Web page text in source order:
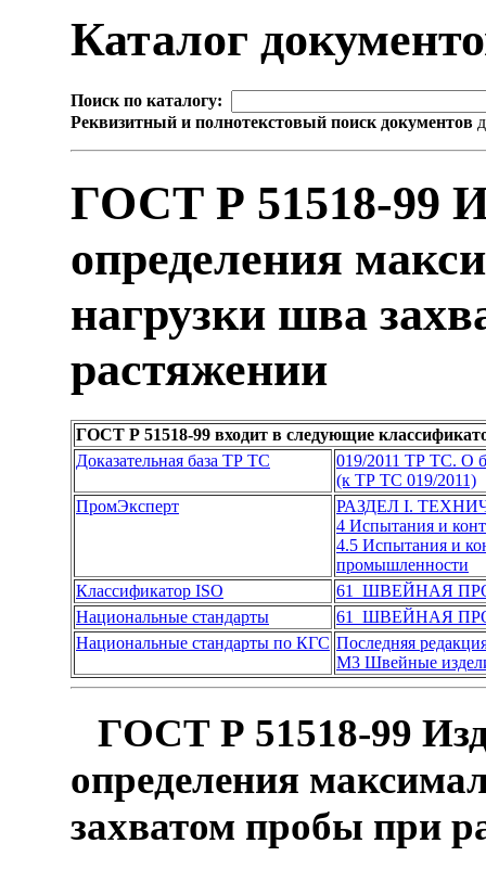
Каталог
Поиск по каталогу:
Реквизитный и полнотекстовый поиск документов
ГОСТ Р 51518-99
определения
нагрузки шва
растяжении
ГОСТ Р 51518-99 входит в следующие
Доказательная база ТР ТС
019/2011 ТР ТС. О
(к ТР ТС 019/2011)
ПромЭксперт
РАЗДЕЛ I.
4 Испытания и
4.5 Испытания и
промышленности
Классификатор ISO
61 ШВЕЙНАЯ
Национальные стандарты
61 ШВЕЙНАЯ
Национальные стандарты по КГС Последняя
М3 Швейные
ГОСТ Р 51518-99
определения
захватом пробы при